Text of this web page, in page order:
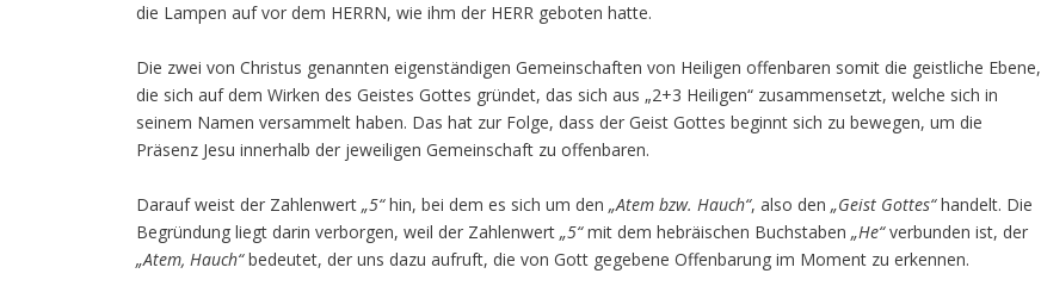
die Lampen auf vor dem HERRN, wie ihm der HERR geboten hatte.
Die zwei von Christus genannten eigenständigen Gemeinschaften von Heiligen offenbaren somit die geistliche Ebene,
die sich auf dem Wirken des Geistes Gottes gründet, das sich aus „2+3 Heiligen“ zusammensetzt, welche sich in
seinem Namen versammelt haben. Das hat zur Folge, dass der Geist Gottes beginnt sich zu bewegen, um die
Präsenz Jesu innerhalb der jeweiligen Gemeinschaft zu offenbaren.
Darauf weist der Zahlenwert „5“hin, bei dem es sich um den „Atem bzw. Hauch“, also den „Geist Gottes“handelt. Die
Begründung liegt darin verborgen, weil der Zahlenwert „5“mit dem hebräischen Buchstaben „He“verbunden ist, der
„Atem, Hauch“bedeutet, der uns dazu aufruft, die von Gott gegebene Offenbarung im Moment zu erkennen.